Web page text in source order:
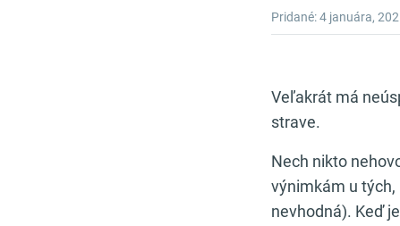
Pridané:4 januára,
Veľakrát má
strave.
Nech nikto
výnimkám u
nevhodná). Keď